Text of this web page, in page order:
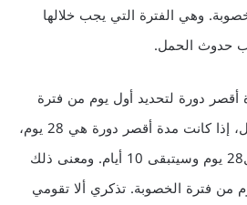
وهي الفترة التي يجب خلالها
حدوث الحمل.
من مدة أقصر دورة لتحديد أول يوم من فترة
الخصوبة. على سبيل المثال، إذا كانت مدة أقصر دورة هي 28 يوم،
إذن اطرحي 18 يوم من ال28 يوم وسيتبقى 10 أيام. ومعنى ذلك
من فترة الخصوبة. تذكري ألا تقومي